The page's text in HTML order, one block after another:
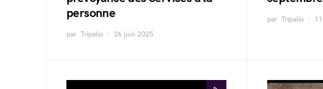
personne
par Tripalio 26 juin 2025
par Tripalio